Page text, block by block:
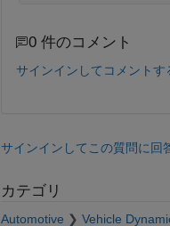
0 件のコメント
サインインしてコメントす
サインインしてこの質問に回
カテゴリ
Automotive Vehicle